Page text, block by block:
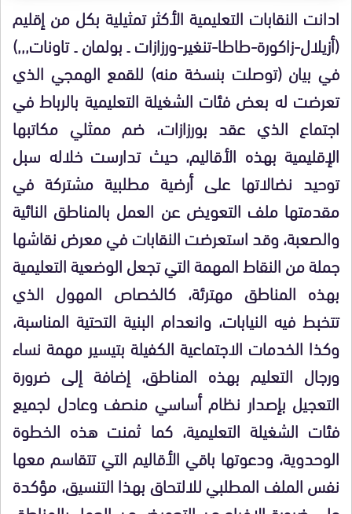
ادانت النقابات التعليمية الأكثر تمثيلية بكل من إقليم
(أزيلال-زاكورة-طاطا-تنغير-ورزازات ـ بولمان ـ تاونات,,,)
في بيان (توصلت بنسخة منه) للقمع الهمجي الذي
تعرضت له بعض فئات الشغيلة التعليمية بالرباط في
اجتماع الذي عقد بورزازات، ضم ممثلي مكاتبها
الإقليمية بهذه الأقاليم، حيث تدارست خلاله سبل
توحيد نضالاتها على أرضية مطلبية مشتركة في
مقدمتها ملف التعويض عن العمل بالمناطق النائية
والصعبة، وقد استعرضت النقابات في معرض نقاشها
جملة من النقاط المهمة التي تجعل الوضعية التعليمية
بهذه المناطق مهترئة، كالخصاص المهول الذي
تتخبط فيه النيابات، وانعدام البنية التحتية المناسبة،
وكذا الخدمات الاجتماعية الكفيلة بتيسير مهمة نساء
ورجال التعليم بهذه المناطق، إضافة إلى ضرورة
التعجيل بإصدار نظام أساسي منصف وعادل لجميع
فئات الشغيلة التعليمية، كما ثمنت هذه الخطوة
الوحدوية، ودعوتها باقي الأقاليم التي تتقاسم معها
نفس الملف المطلبي للالتحاق بهذا التنسيق، مؤكدة